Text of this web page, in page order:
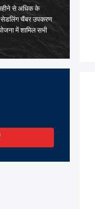
से अधिक के
चैंबर उपकरण
में शामिल सभी